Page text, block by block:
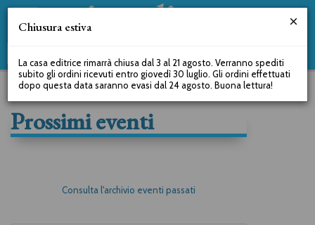
Prossimi eventi
Consulta l'archivio eventi passati
Chiusura estiva
La casa editrice rimarrà chiusa dal 3 al 21 agosto. Verranno spediti
subito gli ordini ricevuti entro giovedì 30 luglio. Gli ordini effettuati
dopo questa data saranno evasi dal 24 agosto. Buona lettura!